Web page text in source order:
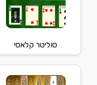
סוליטר קלאסי